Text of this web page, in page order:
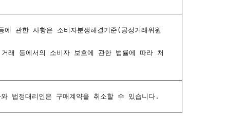
한 사항은 소비자분쟁해결기준(공정거래위원
등에서의 소비자 보호에 관한 법률에 따라 처
법정대리인은 구매계약을 취소할 수 있습니다.